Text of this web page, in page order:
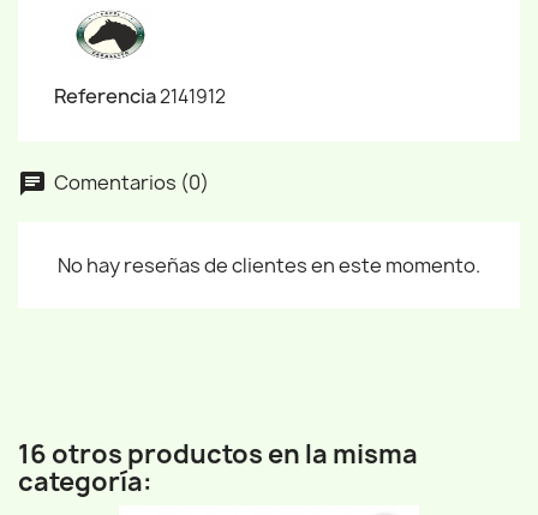
Referencia2141912
Comentarios (0)
No hay reseñas de clientes en este momento.
16 otros productos en la misma
categoría: